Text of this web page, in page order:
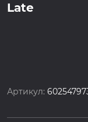
Late
Артикул: